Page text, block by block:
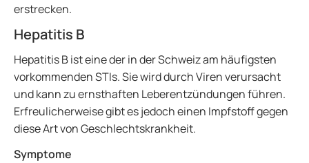
erstrecken.
Hepatitis B
Hepatitis B ist eine der in der Schweiz am häufigsten
vorkommenden STIs. Sie wird durch Viren verursacht
und kann zu ernsthaften Leberentzündungen führen.
Erfreulicherweise gibt es jedoch einen Impfstoff gegen
diese Art von Geschlechtskrankheit.
Symptome